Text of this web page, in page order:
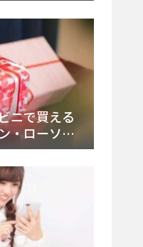
ニで買える
・ローソ
と定番商品